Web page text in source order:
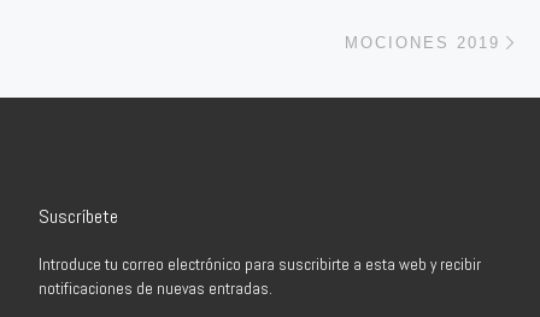
MOCIONES 2019
Suscríbete
Introduce tu correo electrónico para suscribirte a esta web y recibir
notificaciones de nuevas entradas.